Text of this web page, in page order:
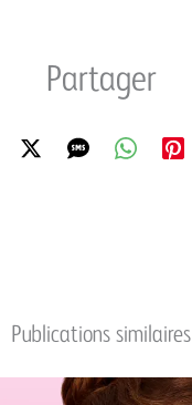
Partager
Publications similaires